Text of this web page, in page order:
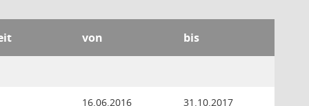
von bis
16.06.2016 31.10.2017